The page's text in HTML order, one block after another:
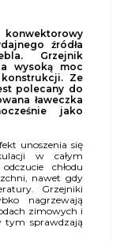
konwektorowy
źródła
Grzejnik
wysoką moc
Ze
polecany do
ławeczka
jako
unoszenia się
w całym
chłodu
nawet gdy
Grzejniki
nagrzewają
zimowych i
tym sprawdzają